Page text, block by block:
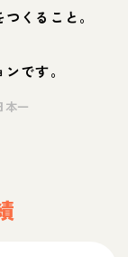
くること。
です。
本一